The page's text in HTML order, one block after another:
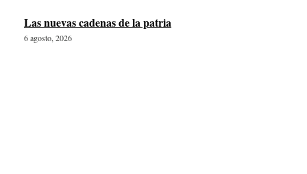
Las nuevas cadenas de la patria
6 agosto, 2026